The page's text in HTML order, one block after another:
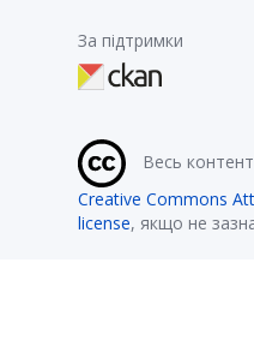
За підтримки
Весь
Creative Commons
license, якщо не